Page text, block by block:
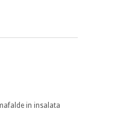
in insalata